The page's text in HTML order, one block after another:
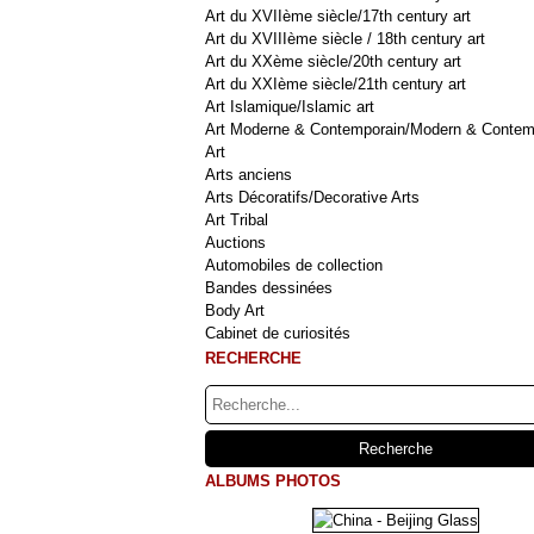
Art du XVIIème siècle/17th century art
Art du XVIIIème siècle / 18th century art
Art du XXème siècle/20th century art
Art du XXIème siècle/21th century art
Art Islamique/Islamic art
Art Moderne & Contemporain/Modern &
Art
Arts anciens
Arts Décoratifs/Decorative Arts
Art Tribal
Auctions
Automobiles de collection
Bandes dessinées
Body Art
Cabinet de curiosités
RECHERCHE
ALBUMS PHOTOS